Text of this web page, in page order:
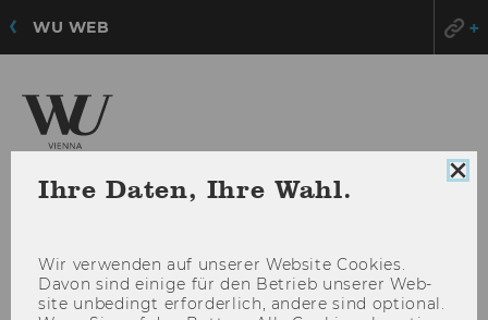
WU WEB
Nonprofit-Organisationen und Social Impact
MENÜ
Ihre Daten, Ihre Wahl.
Wir ver­wen­den auf un­se­rer Web­site Coo­kies.
Davon sind ei­ni­ge für den Be­trieb un­se­rer Web­
site un­be­dingt er­for­der­lich, an­de­re sind op­tio­nal.